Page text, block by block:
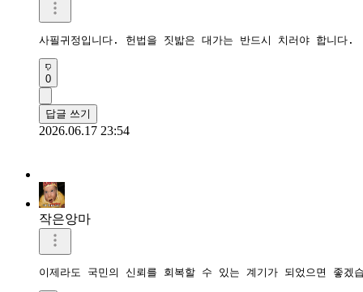
사필귀정입니다. 헌법을 짓밟은 대가는 반드시 치러야 합니다.
0
답글 쓰기
2026.06.17 23:54
작은앙마
이제라도 국민의 신뢰를 회복할 수 있는 계기가 되었으면 좋겠